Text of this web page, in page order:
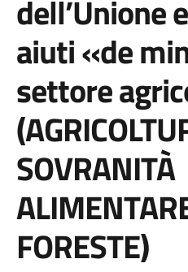
dell’Unione
aiuti «de
settore
SOVRANITÀ
FORESTE)